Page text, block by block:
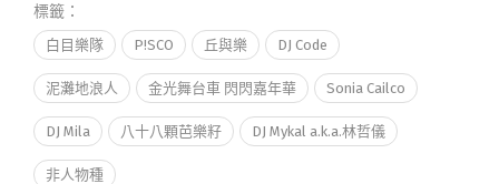
標籤：
白目樂隊 P!SCO 丘與樂 DJ Code
泥灘地浪人 金光舞台車 閃閃嘉年華 Sonia Cailco
DJ Mila 八十八顆芭樂籽 DJ Mykal a.k.a.林哲儀
非人物種